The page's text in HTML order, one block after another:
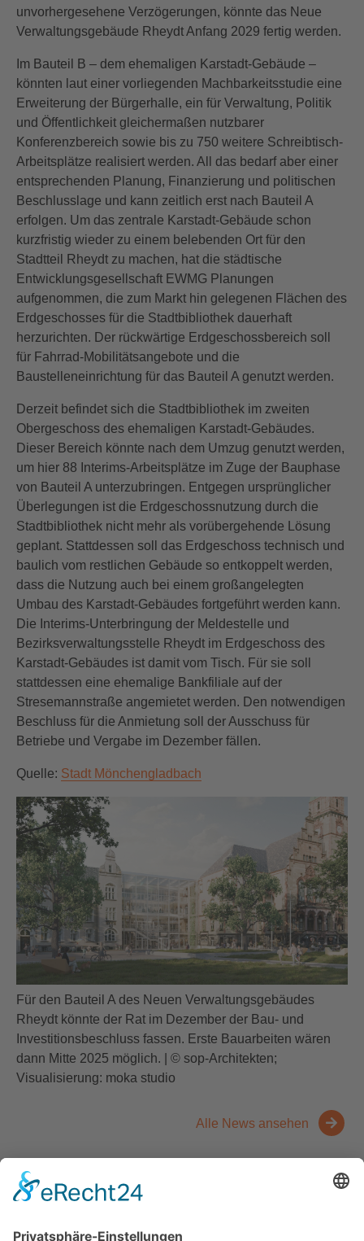
unvorhergesehene Verzögerungen, könnte das Neue
Verwaltungsgebäude Rheydt Anfang 2029 fertig werden.
Im Bauteil B – dem ehemaligen Karstadt-Gebäude –
könnten laut einer vorliegenden Machbarkeitsstudie eine
Erweiterung der Bürgerhalle, ein für Verwaltung, Politik
und Öffentlichkeit gleichermaßen nutzbarer
Konferenzbereich sowie bis zu 750 weitere Schreibtisch-
Arbeitsplätze realisiert werden. All das bedarf aber einer
entsprechenden Planung, Finanzierung und politischen
Beschlusslage und kann zeitlich erst nach Bauteil A
erfolgen. Um das zentrale Karstadt-Gebäude schon
kurzfristig wieder zu einem belebenden Ort für den
Stadtteil Rheydt zu machen, hat die städtische
Entwicklungsgesellschaft EWMG Planungen
aufgenommen, die zum Markt hin gelegenen Flächen des
Erdgeschosses für die Stadtbibliothek dauerhaft
herzurichten. Der rückwärtige Erdgeschossbereich soll
für Fahrrad-Mobilitätsangebote und die
Baustelleneinrichtung für das Bauteil A genutzt werden.
Derzeit befindet sich die Stadtbibliothek im zweiten
Obergeschoss des ehemaligen Karstadt-Gebäudes.
Dieser Bereich könnte nach dem Umzug genutzt werden,
um hier 88 Interims-Arbeitsplätze im Zuge der Bauphase
von Bauteil A unterzubringen. Entgegen ursprünglicher
Überlegungen ist die Erdgeschossnutzung durch die
Stadtbibliothek nicht mehr als vorübergehende Lösung
geplant. Stattdessen soll das Erdgeschoss technisch und
baulich vom restlichen Gebäude so entkoppelt werden,
dass die Nutzung auch bei einem großangelegten
Umbau des Karstadt-Gebäudes fortgeführt werden kann.
Die Interims-Unterbringung der Meldestelle und
Bezirksverwaltungsstelle Rheydt im Erdgeschoss des
Karstadt-Gebäudes ist damit vom Tisch. Für sie soll
stattdessen eine ehemalige Bankfiliale auf der
Stresemannstraße angemietet werden. Den notwendigen
Beschluss für die Anmietung soll der Ausschuss für
Betriebe und Vergabe im Dezember fällen.
Quelle: Stadt Mönchengladbach
Für den Bauteil A des Neuen Verwaltungsgebäudes
Rheydt könnte der Rat im Dezember der Bau- und
Investitionsbeschluss fassen. Erste Bauarbeiten wären
dann Mitte 2025 möglich. | © sop-Architekten;
Visualisierung: moka studio
Alle News ansehen